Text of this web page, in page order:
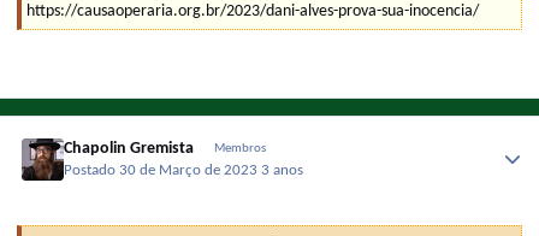
https://causaoperaria.org.br/2023/dani-alves-prova-sua-inocencia/
Chapolin Gremista Membros
Postado 30 de Março de 2023 3 anos